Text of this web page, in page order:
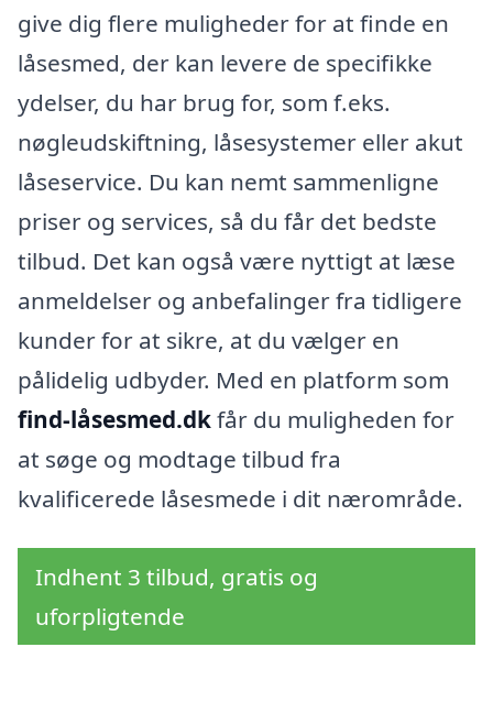
give dig flere muligheder for at finde en
låsesmed, der kan levere de specifikke
ydelser, du har brug for, som f.eks.
nøgleudskiftning, låsesystemer eller akut
låseservice. Du kan nemt sammenligne
priser og services, så du får det bedste
tilbud. Det kan også være nyttigt at læse
anmeldelser og anbefalinger fra tidligere
kunder for at sikre, at du vælger en
pålidelig udbyder. Med en platform som
find-låsesmed.dkfår du muligheden for
at søge og modtage tilbud fra
kvalificerede låsesmede i dit nærområde.
Indhent 3 tilbud, gratis og
uforpligtende